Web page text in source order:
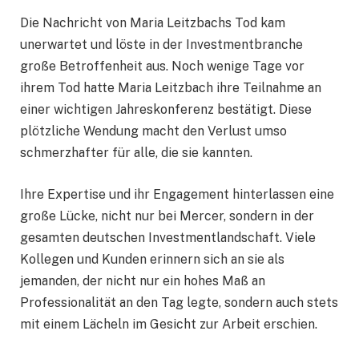
Die Nachricht von Maria Leitzbachs Tod kam
unerwartet und löste in der Investmentbranche
große Betroffenheit aus. Noch wenige Tage vor
ihrem Tod hatte Maria Leitzbach ihre Teilnahme an
einer wichtigen Jahreskonferenz bestätigt. Diese
plötzliche Wendung macht den Verlust umso
schmerzhafter für alle, die sie kannten.
Ihre Expertise und ihr Engagement hinterlassen eine
große Lücke, nicht nur bei Mercer, sondern in der
gesamten deutschen Investmentlandschaft. Viele
Kollegen und Kunden erinnern sich an sie als
jemanden, der nicht nur ein hohes Maß an
Professionalität an den Tag legte, sondern auch stets
mit einem Lächeln im Gesicht zur Arbeit erschien.